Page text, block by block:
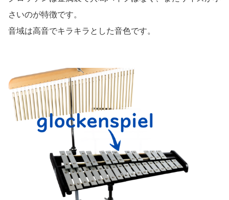
さいのが特徴です。
音域は高音でキラキラとした音色です。